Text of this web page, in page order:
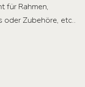
für Rahmen,
oder Zubehöre, etc..